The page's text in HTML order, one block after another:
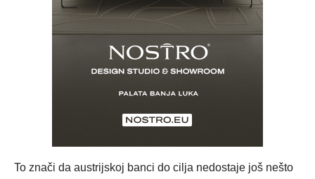
To znači da austrijskoj banci do cilja nedostaje još nešto